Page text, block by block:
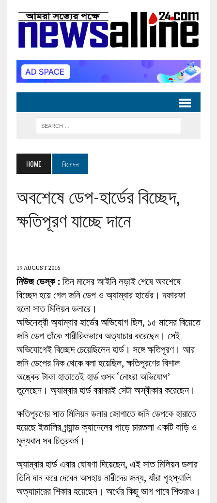
HOME বিনোদন
অবশেষে ডেপ-হার্ডের বিচ্ছেদ,
ক্ষতিপূরণ যাচ্ছে দানে
19 AUGUST 2016
নিউজ ডেস্ক : তিন মাসের আইনি লড়াই শেষে অবশেষে
বিচ্ছেদ হয়ে গেল জনি ডেপ ও অ্যাম্বার হার্ডের। দফারফা
হলো সাত মিলিয়ন ডলারে।
অভিনেত্রী অ্যাম্বার হার্ডের অভিযোগ ছিল, ১৫ মাসের বিয়েতে
জনি ডেপ তাঁকে শারীরিকভাবে অত্যাচার করেছেন। সেই
অভিযোগেই বিচ্ছেদ চেয়েছিলেন হার্ড। সঙ্গে ক্ষতিপূরণ। আর
জনি ডেপের দিক থেকে বলা হয়েছিল, ক্ষতিপূরণের বিশাল
অঙ্কের টাকা হাতাতেই হার্ড ওসব ‘নোংরা অভিযোগ’
তুলেছেন। অ্যাম্বার হার্ড বরাবরই সেটা অস্বীকার করেছেন।
ক্ষতিপূরণের সাত মিলিয়ন ডলার জোগাতে জনি ডেপকে হারাতে
হয়েছে ইতালির গ্র্যান্ড ক্যানেলের পাড়ে চারতলা একটি বাড়ি ও
মূল্যবান সব চিত্রকর্ম।
অ্যাম্বার হার্ড এবার ঘোষণা দিয়েছেন, এই সাত মিলিয়ন ডলার
তিনি দান করে দেবেন অসহায় নারীদের জন্য, যাঁরা গৃহস্থালি
অত্যাচারের শিকার হয়েছেন। অর্থের কিছু ভাগ পাবে শিশুরাও।